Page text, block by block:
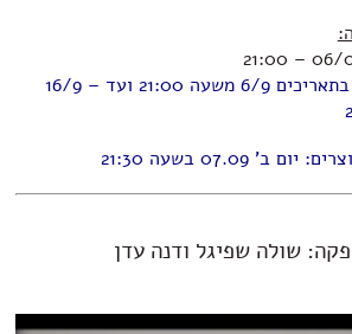
זמין לצפייה בתאריכים 6/9 משעה 21:00 ועד – 16/9
ב' 07.09 בשעה 21:30
שולה שפיגל ודנה עדן